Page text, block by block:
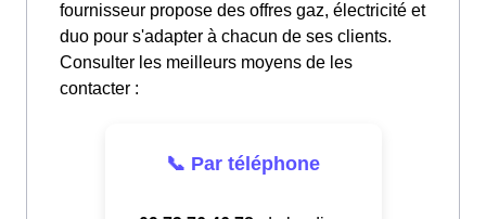
fournisseur propose des offres gaz, électricité et
duo pour s'adapter à chacun de ses clients.
Consulter les meilleurs moyens de les
contacter :
📞 Par téléphone